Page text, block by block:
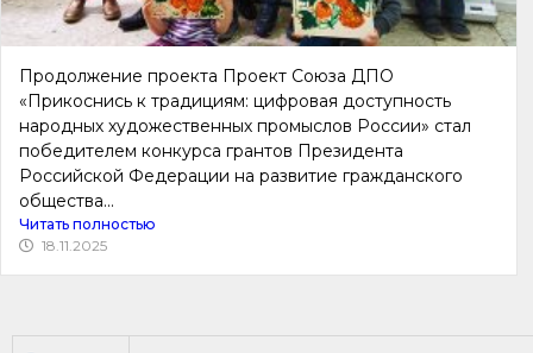
Продолжение проекта Проект Союза ДПО
«Прикоснись к традициям: цифровая доступность
народных художественных промыслов России» стал
победителем конкурса грантов Президента
Российской Федерации на развитие гражданского
общества...
Читать полностью
18.11.2025